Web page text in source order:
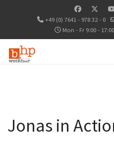
+49 (0) 7641 - 978 32 - 0
Mon - Fr 9:00 -
Jonas in